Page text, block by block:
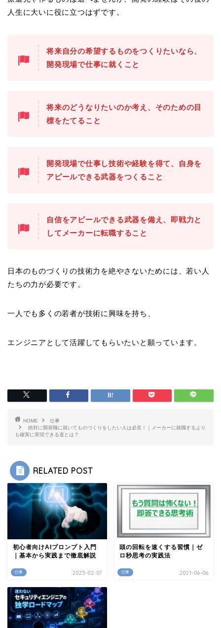
人生に大いに役に立つはずです。
将来自分の希望するものをつくりたいなら、
開発現場で仕事に就くこと
将来のどうなりたいのか考え、そのための目
標をたてること
開発現場で仕事し技術や経験を得て、自身を
アピールできる武器をつくること
自信をアピールできる武器を備え、即戦力と
してメーカーに転職すること
日本のものづくりの技術力を絶やさないためには、若い人
たちの力が必要です。
一人でも多くの若者が技術に興味を持ち、
エンジニアとして活躍してもらいたいと願っています。
HOME
仕事
絶対に開発職に就いてものづくりをしたい人は必見！｜メーカーに就職するより
も確実に実現できる道とは？
RELATED POST
仕事
初心者向けAIプロンプト入門
｜基本から実践まで徹底解説
2025-02-07 仕事
頭の回転を速くする習慣｜ゼ
ロ秒思考の実践法
2021-06-06